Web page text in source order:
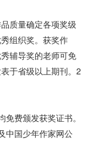
质量确定各项奖级
组织奖。获奖作
辅导奖的老师可免
于省级以上期刊。2
费颁发获奖证书。
中国少年作家网公